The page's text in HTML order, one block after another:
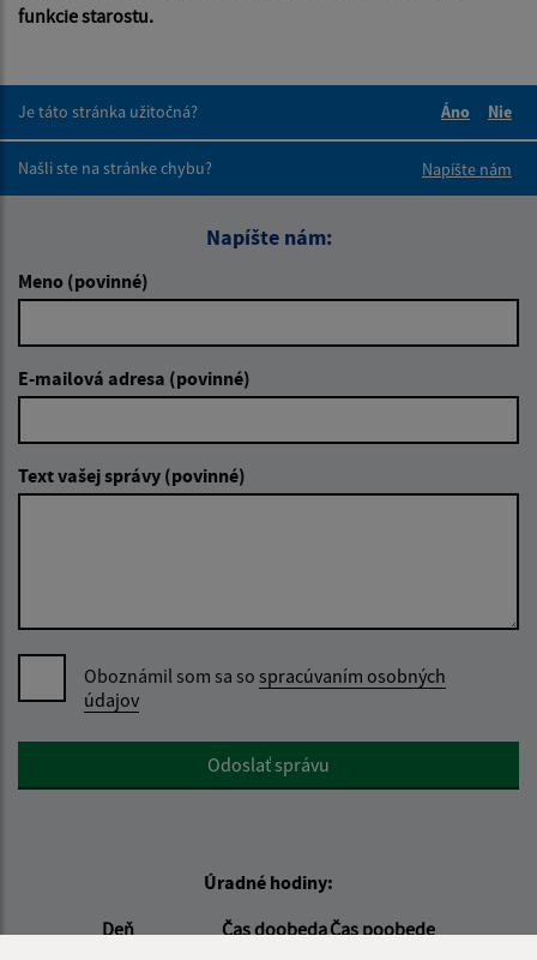
funkcie starostu.
Je táto stránka užitočná?
Áno
Nie
Našli ste na stránke chybu?
Napíšte nám
Napíšte nám:
Meno (povinné)
E-mailová adresa (povinné)
Text vašej správy (povinné)
Oboznámil som sa so spracúvaním osobných
údajov
Google reCaptcha ResponseOdoslať správu
Úradné hodiny:
Deň
Čas doobedaČas poobede